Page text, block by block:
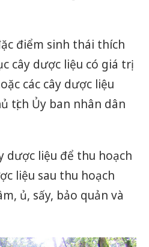
điểm sinh thái thích
cây dược liệu có giá trị
các cây dược liệu
tịch Ủy ban nhân dân
liệu để thu hoạch
liệu sau thu hoạch
ủ, sấy, bảo quản và